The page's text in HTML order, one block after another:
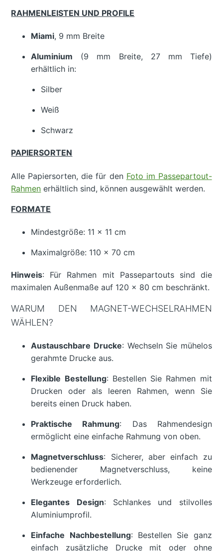
RAHMENLEISTEN UND PROFILE
Miami, 9 mm Breite
Aluminium (9 mm Breite, 27 mm Tiefe)
erhältlich in:
Silber
Weiß
Schwarz
PAPIERSORTEN
Alle Papiersorten, die für den Foto im Passepartout-
Rahmen erhältlich sind, können ausgewählt werden.
FORMATE
Mindestgröße: 11 x 11 cm
Maximalgröße: 110 x 70 cm
Hinweis: Für Rahmen mit Passepartouts sind die
maximalen Außenmaße auf 120 x 80 cm beschränkt.
WARUM DEN MAGNET-WECHSELRAHMEN
WÄHLEN?
Austauschbare Drucke: Wechseln Sie mühelos
gerahmte Drucke aus.
Flexible Bestellung: Bestellen Sie Rahmen mit
Drucken oder als leeren Rahmen, wenn Sie
bereits einen Druck haben.
Praktische Rahmung: Das Rahmendesign
ermöglicht eine einfache Rahmung von oben.
Magnetverschluss: Sicherer, aber einfach zu
bedienender Magnetverschluss, keine
Werkzeuge erforderlich.
Elegantes Design: Schlankes und stilvolles
Aluminiumprofil.
Einfache Nachbestellung: Bestellen Sie ganz
einfach zusätzliche Drucke mit oder ohne